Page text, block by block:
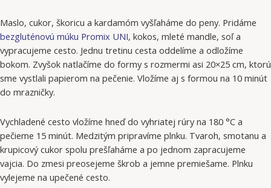
Maslo, cukor, škoricu a kardamóm vyšľaháme do peny. Pridáme
bezgluténovú múku Promix UNI, kokos, mleté mandle, soľ a
vypracujeme cesto. Jednu tretinu cesta oddelíme a odložíme
bokom. Zvyšok natlačíme do formy s rozmermi asi 20×25 cm, ktorú
sme vystlali papierom na pečenie. Vložíme aj s formou na 10 minút
do mrazničky.
Vychladené cesto vložíme hneď do vyhriatej rúry na 180 °C a
pečieme 15 minút. Medzitým pripravíme plnku. Tvaroh, smotanu a
krupicový cukor spolu prešľaháme a po jednom zapracujeme
vajcia. Do zmesi preosejeme škrob a jemne premiešame. Plnku
vylejeme na upečené cesto.